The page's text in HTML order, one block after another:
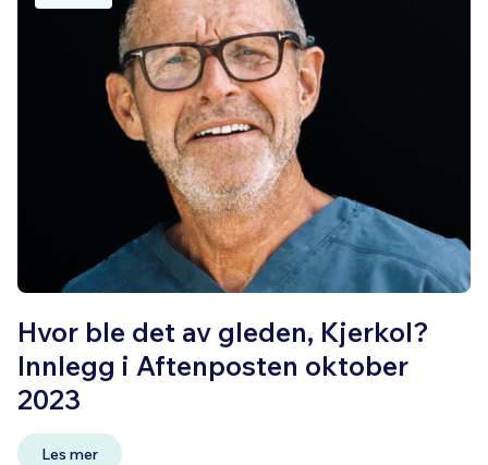
Hvor ble det av gleden, Kjerkol?
Innlegg i Aftenposten oktober
2023
Les mer